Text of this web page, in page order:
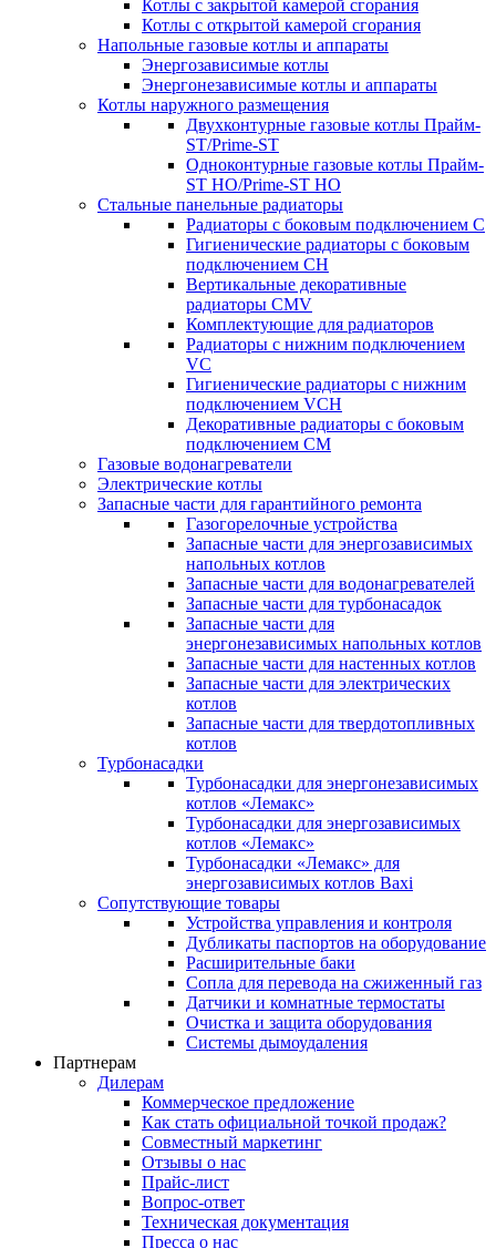
Котлы с закрытой камерой сгорания
Котлы с открытой камерой сгорания
Напольные газовые котлы и аппараты
Энергозависимые котлы
Энергонезависимые котлы и аппараты
Котлы наружного размещения
Двухконтурные газовые котлы Прайм-
ST/Prime-ST
Одноконтурные газовые котлы Прайм-
ST HO/Prime-ST HO
Стальные панельные радиаторы
Радиаторы c боковым подключением C
Гигиенические радиаторы c боковым
подключением CH
Вертикальные декоративные
радиаторы CMV
Комплектующие для радиаторов
Радиаторы c нижним подключением
VC
Гигиенические радиаторы c нижним
подключением VCH
Декоративные радиаторы с боковым
подключением CM
Газовые водонагреватели
Электрические котлы
Запасные части для гарантийного ремонта
Газогорелочные устройства
Запасные части для энергозависимых
напольных котлов
Запасные части для водонагревателей
Запасные части для турбонасадок
Запасные части для
энергонезависимых напольных котлов
Запасные части для настенных котлов
Запасные части для электрических
котлов
Запасные части для твердотопливных
котлов
Турбонасадки
Турбонасадки для энергонезависимых
котлов «Лемакс»
Турбонасадки для энергозависимых
котлов «Лемакс»
Турбонасадки «Лемакс» для
энергозависимых котлов Baxi
Сопутствующие товары
Устройства управления и контроля
Дубликаты паспортов на оборудование
Расширительные баки
Сопла для перевода на сжиженный газ
Датчики и комнатные термостаты
Очистка и защита оборудования
Системы дымоудаления
Партнерам
Дилерам
Коммерческое предложение
Как стать официальной точкой продаж?
Совместный маркетинг
Отзывы о нас
Прайс-лист
Вопрос-ответ
Техническая документация
Пресса о нас